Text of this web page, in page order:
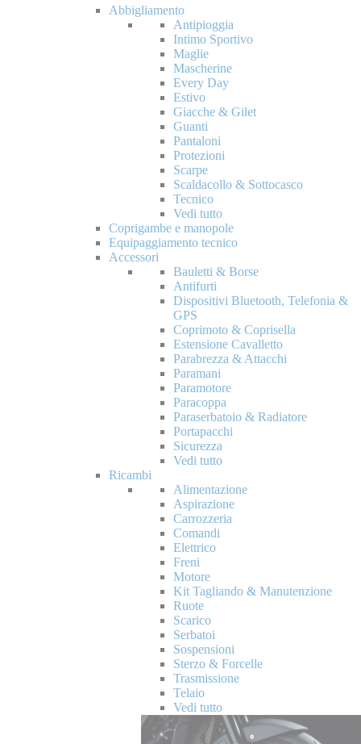
Abbigliamento
Antipioggia
Intimo Sportivo
Maglie
Mascherine
Every Day
Estivo
Giacche & Gilet
Guanti
Pantaloni
Protezioni
Scarpe
Scaldacollo & Sottocasco
Tecnico
Vedi tutto
Coprigambe e manopole
Equipaggiamento tecnico
Accessori
Bauletti & Borse
Antifurti
Dispositivi Bluetooth, Telefonia &
GPS
Coprimoto & Coprisella
Estensione Cavalletto
Parabrezza & Attacchi
Paramani
Paramotore
Paracoppa
Paraserbatoio & Radiatore
Portapacchi
Sicurezza
Vedi tutto
Ricambi
Alimentazione
Aspirazione
Carrozzeria
Comandi
Elettrico
Freni
Motore
Kit Tagliando & Manutenzione
Ruote
Scarico
Serbatoi
Sospensioni
Sterzo & Forcelle
Trasmissione
Telaio
Vedi tutto